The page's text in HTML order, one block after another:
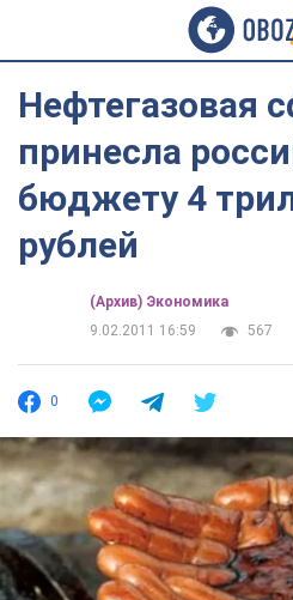
Нефтегазовая
принесла
бюджету 4
рублей
(Архив) Экономика
9.02.2011 16:59
567
0